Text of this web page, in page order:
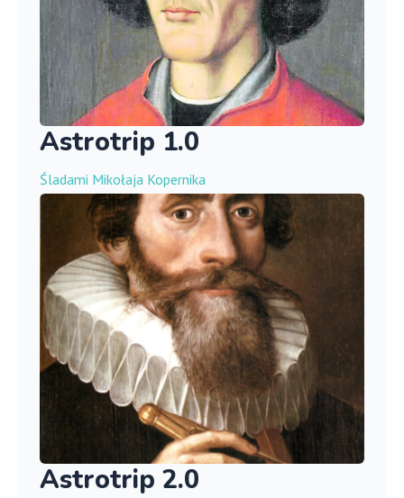
Astrotrip 1.0
Śladami Mikołaja Kopernika
Astrotrip 2.0